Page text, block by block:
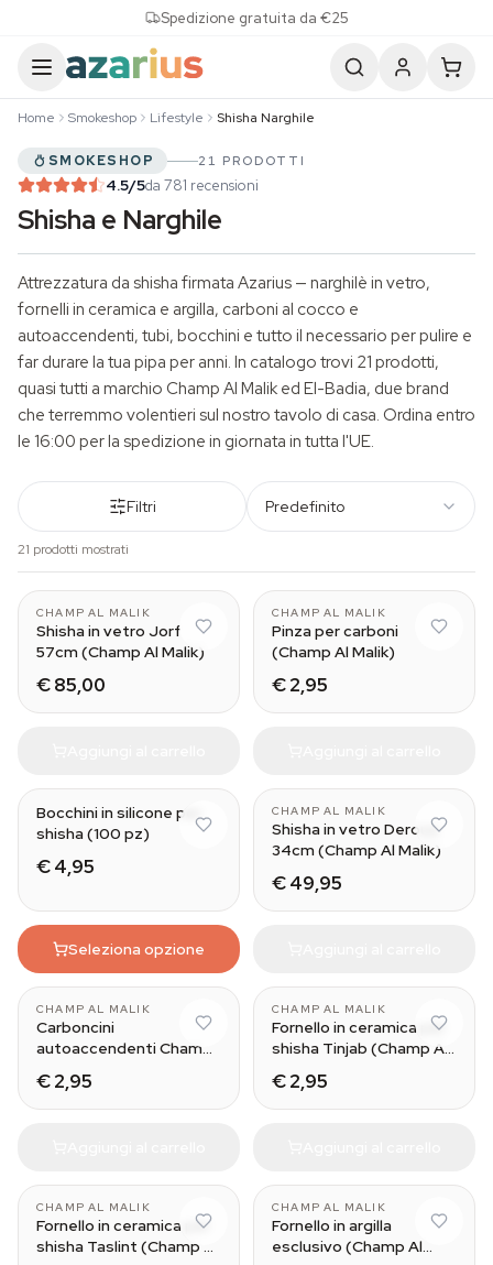
Spedizione gratuita da €25
Home Smokeshop Lifestyle Shisha Narghile
SMOKESHOP 21 PRODOTTI
4.5/5da 781 recensioni
Shisha e Narghile
Attrezzatura da shisha firmata Azarius — narghilè in vetro,
fornelli in ceramica e argilla, carboni al cocco e
autoaccendenti, tubi, bocchini e tutto il necessario per pulire e
far durare la tua pipa per anni. In catalogo trovi 21 prodotti,
quasi tutti a marchio Champ Al Malik ed El-Badia, due brand
che terremmo volentieri sul nostro tavolo di casa. Ordina entro
le 16:00 per la spedizione in giornata in tutta l'UE.
Filtri Predefinito
21 prodotti mostrati
CHAMP AL MALIK
Shisha in vetro Jorf
57cm (Champ Al Malik)
€ 85,00
CHAMP AL MALIK
Pinza per carboni
(Champ Al Malik)
€ 2,95
Bocchini in silicone per
shisha (100 pz)
€ 4,95
Seleziona opzione
CHAMP AL MALIK
Shisha in vetro Deroua
34cm (Champ Al Malik)
€ 49,95
CHAMP AL MALIK
Carboncini
autoaccendenti Champ
€ 2,95
CHAMP AL MALIK
Fornello in ceramica per
shisha Tinjab (Champ Al
€ 2,95
CHAMP AL MALIK
Fornello in ceramica per
shisha Taslint (Champ Al
CHAMP AL MALIK
Fornello in argilla
esclusivo (Champ Al